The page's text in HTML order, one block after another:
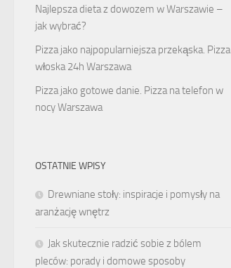
Najlepsza dieta z dowozem w Warszawie –
jak wybrać?
Pizza jako najpopularniejsza przekąska. Pizza
włoska 24h Warszawa
Pizza jako gotowe danie. Pizza na telefon w
nocy Warszawa
OSTATNIE WPISY
Drewniane stoły: inspiracje i pomysły na
aranżację wnętrz
Jak skutecznie radzić sobie z bólem
pleców: porady i domowe sposoby